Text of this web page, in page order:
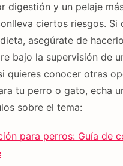
digestión y un pelaje
ciertos riesgos. Si
asegúrate de
bajo la supervisión de
quieres conocer otras
tu perro o gato, echa
sobre el tema:
para perros: Guía de